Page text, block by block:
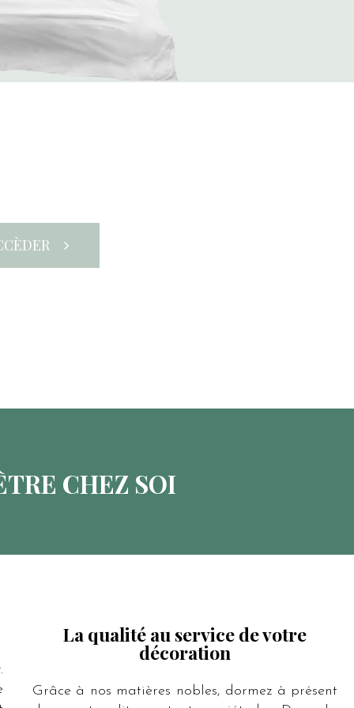
CHEZ SOI
La qualité au service de votre
décoration
Grâce à nos matières nobles, dormez à présent